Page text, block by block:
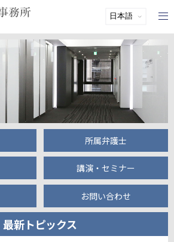
所属弁護士
講演・セミナー
お問い合わせ
最新トピックス